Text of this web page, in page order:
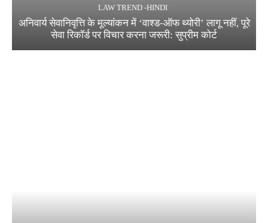
LAW TREND -HINDI
अनिवार्य सेवानिवृत्ति के मूल्यांकन में ‘वाश्ड-ऑफ थ्योरी’ लागू नहीं, पूरे
सेवा रिकॉर्ड पर विचार करना जरूरी: सुप्रीम कोर्ट